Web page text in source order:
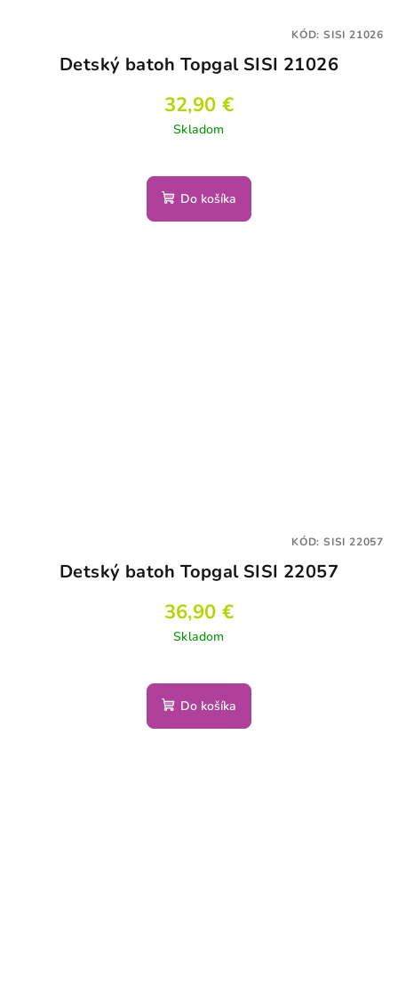
Detský batoh Topgal SISI 21026
32,90 €
Skladom
Do košíka
KÓD: SISI 21026
Detský batoh Topgal SISI 22057
36,90 €
Skladom
Do košíka
KÓD: SISI 22057